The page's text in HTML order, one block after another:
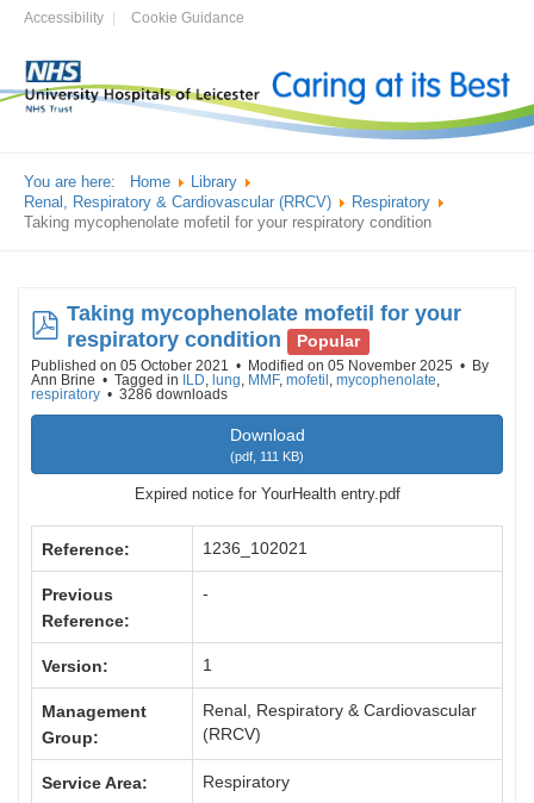
Accessibility Cookie Guidance
You are here: Home
Library
Renal, Respiratory & Cardiovascular (RRCV)
Respiratory
Taking mycophenolate mofetil for your respiratory condition
pdf
Taking mycophenolate mofetil for your
respiratory condition
Popular
Published on 05 October 2021 Modified on 05 November 2025
By
Ann Brine
Tagged in ILD, lung, MMF, mofetil , mycophenolate,
respiratory
3286 downloads
Download
(pdf, 111 KB)
Expired notice for YourHealth entry.pdf
Reference: 1236_102021
Previous
Reference:
-
Version: 1
Management
Group:
Renal, Respiratory & Cardiovascular
(RRCV)
Service Area: Respiratory